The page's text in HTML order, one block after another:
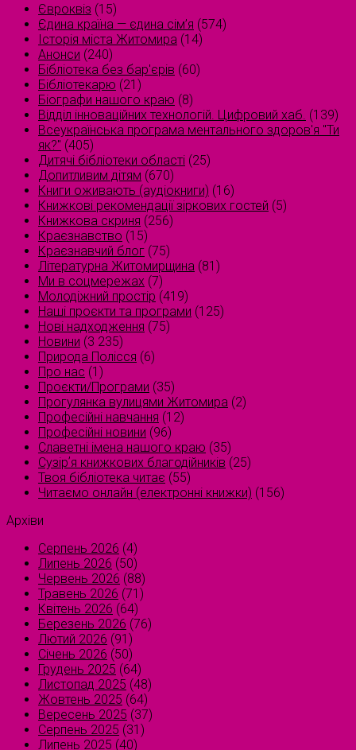
Євроквіз (15)
Єдина країна — єдина сім’я (574)
Історія міста Житомира (14)
Анонси (240)
Бібліотека без бар'єрів (60)
Бібліотекарю (21)
Біографи нашого краю (8)
Відділ інноваційних технологій. Цифровий хаб. (139)
Всеукраїнська програма ментального здоров'я "Ти
як?" (405)
Дитячі бібліотеки області (25)
Допитливим дітям (670)
Книги оживають (аудіокниги) (16)
Книжкові рекомендації зіркових гостей (5)
Книжкова скриня (256)
Краєзнавство (15)
Краєзнавчий блог (75)
Літературна Житомирщина (81)
Ми в соцмережах (7)
Молодіжний простір (419)
Наші проєкти та програми (125)
Нові надходження (75)
Новини (3 235)
Природа Полісся (6)
Про нас (1)
Проєкти/Програми (35)
Прогулянка вулицями Житомира (2)
Професійні навчання (12)
Професійні новини (96)
Славетні імена нашого краю (35)
Сузірʼя книжкових благодійників (25)
Твоя бібліотека читає (55)
Читаємо онлайн (електронні книжки) (156)
Архіви
Серпень 2026 (4)
Липень 2026 (50)
Червень 2026 (88)
Травень 2026 (71)
Квітень 2026 (64)
Березень 2026 (76)
Лютий 2026 (91)
Січень 2026 (50)
Грудень 2025 (64)
Листопад 2025 (48)
Жовтень 2025 (64)
Вересень 2025 (37)
Серпень 2025 (31)
Липень 2025 (40)